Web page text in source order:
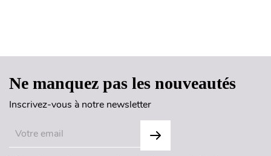
Ne manquez pas les nouveautés
Inscrivez-vous à notre newsletter